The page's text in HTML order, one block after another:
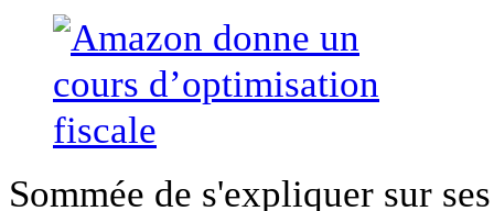
Sommée de s'expliquer sur